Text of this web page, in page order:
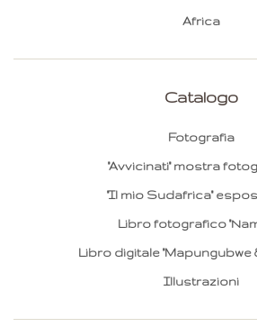
Africa
Catalogo
Fotografia
"Avvicinati" mostra
"Il mio Sudafrica"
Libro fotografico
Libro digitale "Mapungubwe
Illustrazioni